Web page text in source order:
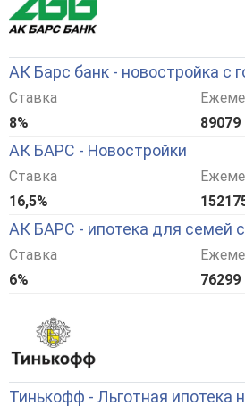
АК Барс банк - новостройка с
Ставка
8%
89079
АК БАРС - Новостройки
Ставка
16,5%
АК БАРС - ипотека для семей
Ставка
6%
76299
Тинькофф - Льготная ипотека